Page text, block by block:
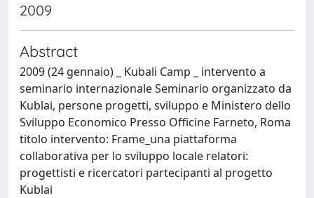
2009
Abstract
2009 (24 gennaio) _ Kubali Camp _ intervento a
seminario internazionale Seminario organizzato da
Kublai, persone progetti, sviluppo e Ministero dello
Sviluppo Economico Presso Officine Farneto, Roma
titolo intervento: Frame_una piattaforma
collaborativa per lo sviluppo locale relatori:
progettisti e ricercatori partecipanti al progetto
Kublai